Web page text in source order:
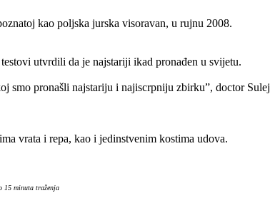
kao poljska jurska visoravan, u rujnu 2008.
utvrdili da je najstariji ikad pronađen u svijetu.
smo pronašli najstariju i najiscrpniju zbirku”, doctor Sulej
vrata i repa, kao i jedinstvenim kostima udova.
15 minuta traženja